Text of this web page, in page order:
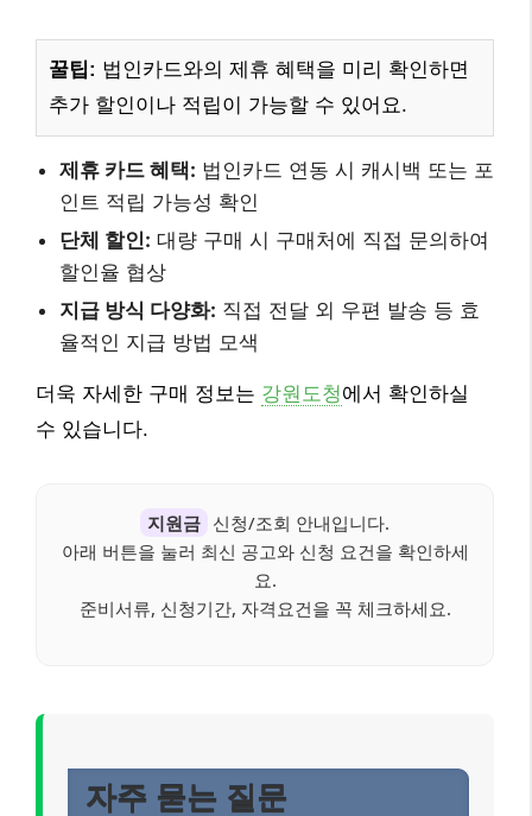
꿀팁: 법인카드와의 제휴 혜택을 미리 확인하면
추가 할인이나 적립이 가능할 수 있어요.
제휴 카드 혜택: 법인카드 연동 시 캐시백 또는 포
인트 적립 가능성 확인
단체 할인: 대량 구매 시 구매처에 직접 문의하여
할인율 협상
지급 방식 다양화: 직접 전달 외 우편 발송 등 효
율적인 지급 방법 모색
더욱 자세한 구매 정보는 강원도청에서 확인하실
수 있습니다.
지원금 신청/조회 안내입니다.
아래 버튼을 눌러 최신 공고와 신청 요건을 확인하세
요.
준비서류, 신청기간, 자격요건을 꼭 체크하세요.
자주 묻는 질문